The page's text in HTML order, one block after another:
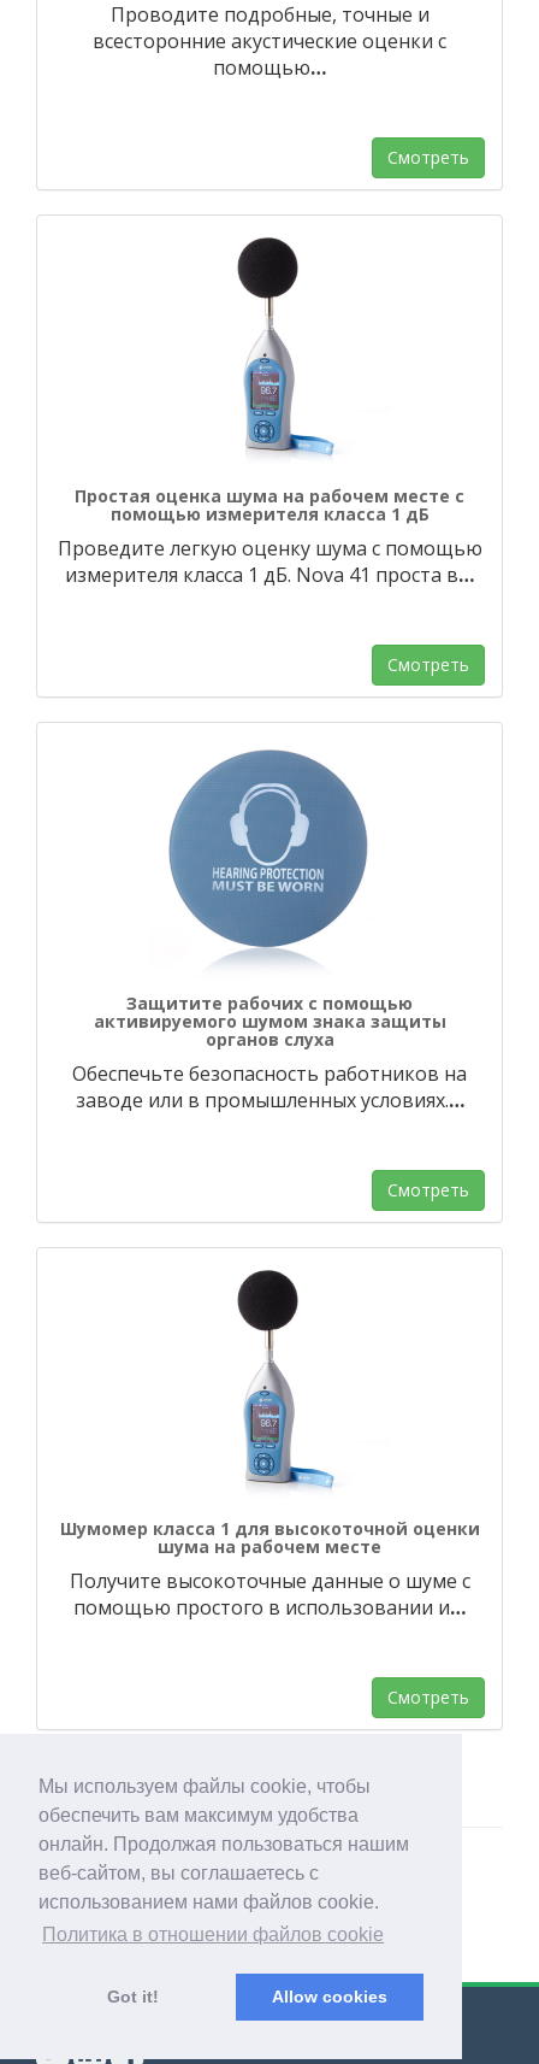
Мы используем файлы cookie, чтобы
обеспечить вам максимум удобства
онлайн. Продолжая пользоваться нашим
веб-сайтом, вы соглашаетесь с
использованием нами файлов cookie.
Политика в отношении файлов cookie
Got it! Allow cookies
Проводите подробные, точные и
всесторонние акустические оценки с
помощью…
Смотреть
Простая оценка шума на рабочем месте с
помощью измерителя класса 1 дБ
Проведите легкую оценку шума с помощью
измерителя класса 1 дБ. Nova 41 проста в…
Смотреть
Защитите рабочих с помощью
активируемого шумом знака защиты
органов слуха
Обеспечьте безопасность работников на
заводе или в промышленных условиях.…
Смотреть
Шумомер класса 1 для высокоточной оценки
шума на рабочем месте
Получите высокоточные данные о шуме с
помощью простого в использовании и…
Смотреть
© Export Worldwide 2026